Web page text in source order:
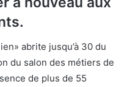
abrite jusqu’à 30 du
du salon des métiers de
de plus de 55